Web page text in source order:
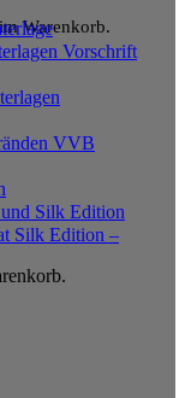
Warenkorb.
Vorschrift
VVB
Silk Edition
Silk Edition –